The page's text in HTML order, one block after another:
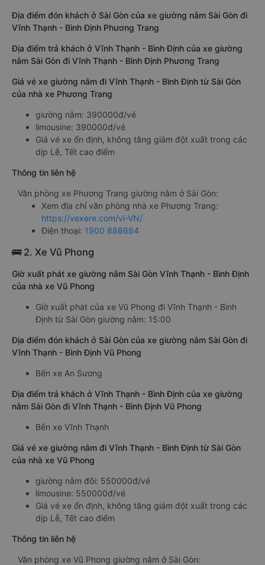
Địa điểm đón khách ở Sài Gòn của xe giường nằm Sài Gòn đi
Vĩnh Thạnh - Bình Định Phương Trang
Địa điểm trả khách ở Vĩnh Thạnh - Bình Định của xe giường
nằm Sài Gòn đi Vĩnh Thạnh - Bình Định Phương Trang
Giá vé xe giường nằm đi Vĩnh Thạnh - Bình Định từ Sài Gòn
của nhà xe Phương Trang
giường nằm: 390000đ/vé
limousine: 390000đ/vé
Giá vé xe ổn định, không tăng giảm đột xuất trong các
dịp Lễ, Tết cao điểm
Thông tin liên hệ
Văn phòng xe Phương Trang giường nằm ở Sài Gòn:
Xem địa chỉ văn phòng nhà xe Phương Trang:
https://vexere.com/vi-VN/
Điện thoại: 1900 888684
🚌 2. Xe Vũ Phong
Giờ xuất phát xe giường nằm Sài Gòn Vĩnh Thạnh - Bình Định
của nhà xe Vũ Phong
Giờ xuất phát của xe Vũ Phong đi Vĩnh Thạnh - Bình
Định từ Sài Gòn giường nằm: 15:00
Địa điểm đón khách ở Sài Gòn của xe giường nằm Sài Gòn đi
Vĩnh Thạnh - Bình Định Vũ Phong
Bến xe An Sương
Địa điểm trả khách ở Vĩnh Thạnh - Bình Định của xe giường
nằm Sài Gòn đi Vĩnh Thạnh - Bình Định Vũ Phong
Bến xe Vĩnh Thạnh
Giá vé xe giường nằm đi Vĩnh Thạnh - Bình Định từ Sài Gòn
của nhà xe Vũ Phong
giường nằm đôi: 550000đ/vé
limousine: 550000đ/vé
Giá vé xe ổn định, không tăng giảm đột xuất trong các
dịp Lễ, Tết cao điểm
Thông tin liên hệ
Văn phòng xe Vũ Phong giường nằm ở Sài Gòn: